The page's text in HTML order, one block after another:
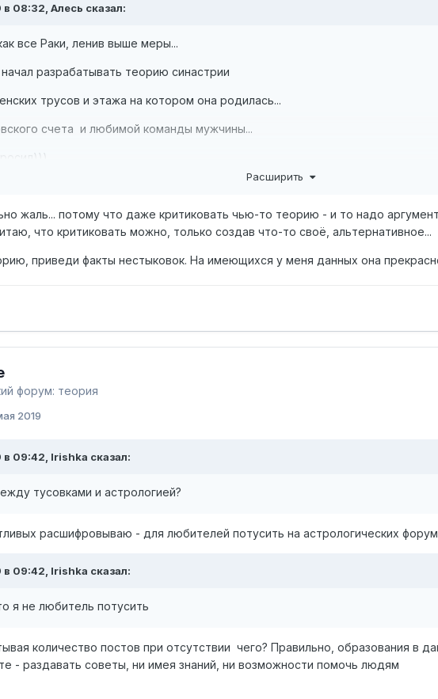
08:32, Алесь сказал:
все Раки, ленив выше меры...
разрабатывать теорию синастрии
трусов и этажа на котором она родилась...
счета и любимой команды мужчины...
Расширить
жаль... потому что даже критиковать чью-то теорию - и то надо
что критиковать можно, только создав что-то своё, альтернативное...
приведи факты нестыковок. На имеющихся у меня данных она
форум: теория
2019
09:42, Irishka сказал:
тусовками и астрологией?
расшифровываю - для любителей потусить на астрологических
09:42, Irishka сказал:
я не любитель потусить
количество постов при отсутствии чего? Правильно, образования в
- раздавать советы, ни имея знаний, ни возможности помочь людям